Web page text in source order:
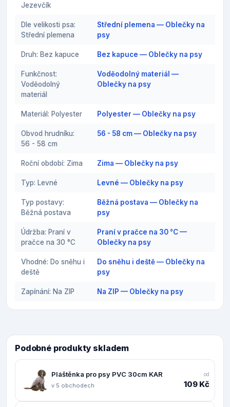
Jezevčík
Dle velikosti psa:
Střední plemena
Střední plemena — Oblečky na
psy
Druh: Bez kapuce Bez kapuce — Oblečky na psy
Funkčnost:
Voděodolný
materiál
Voděodolný materiál —
Oblečky na psy
Materiál: Polyester Polyester — Oblečky na psy
Obvod hrudníku:
56 - 58 cm
56 - 58 cm — Oblečky na psy
Roční období: Zima Zima — Oblečky na psy
Typ: Levné Levné — Oblečky na psy
Typ postavy:
Běžná postava
Běžná postava — Oblečky na
psy
Údržba: Praní v
pračce na 30 °C
Praní v pračce na 30 °C —
Oblečky na psy
Vhodné: Do sněhu i
deště
Do sněhu i deště — Oblečky na
psy
Zapínání: Na ZIP Na ZIP — Oblečky na psy
Podobné produkty skladem
Pláštěnka pro psy PVC 30cm KAR
v 5 obchodech
od
109 Kč